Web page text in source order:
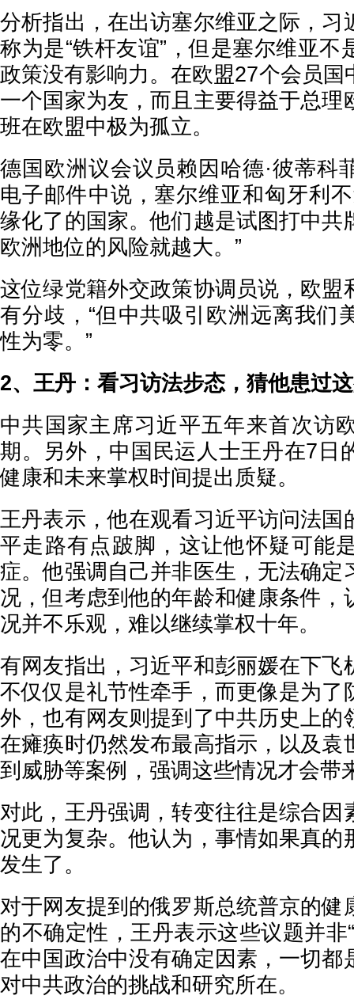
分析指出，在出访塞尔维亚之际，习
称为是“铁杆友谊”，但是塞尔维亚不
政策没有影响力。在欧盟27个会员国
一个国家为友，而且主要得益于总理
班在欧盟中极为孤立。
德国欧洲议会议员赖因哈德·彼蒂科
电子邮件中说，塞尔维亚和匈牙利
缘化了的国家。他们越是试图打中共
欧洲地位的风险就越大。”
这位绿党籍外交政策协调员说，欧盟
有分歧，“但中共吸引欧洲远离我们
性为零。”
2、王丹：看习访法步态，猜他患过
中共国家主席习近平五年来首次访
期。另外，中国民运人士王丹在7日
健康和未来掌权时间提出质疑。
王丹表示，他在观看习近平访问法国
平走路有点跛脚，这让他怀疑可能
症。他强调自己并非医生，无法确定
况，但考虑到他的年龄和健康条件，
况并不乐观，难以继续掌权十年。
有网友指出，习近平和彭丽媛在下飞
不仅仅是礼节性牵手，而更像是为了
外，也有网友则提到了中共历史上的
在瘫痪时仍然发布最高指示，以及袁
到威胁等案例，强调这些情况才会带
对此，王丹强调，转变往往是综合因
况更为复杂。他认为，事情如果真的
发生了。
对于网友提到的俄罗斯总统普京的健
的不确定性，王丹表示这些议题并非
在中国政治中没有确定因素，一切都
对中共政治的挑战和研究所在。